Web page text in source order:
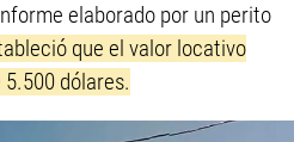
elaborado por un perito
que el valor locativo
dólares.